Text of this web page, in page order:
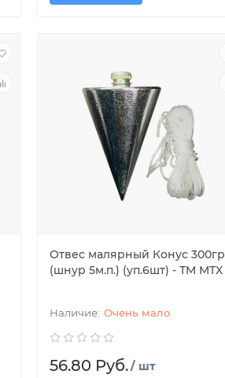
Отвес малярный Конус 300гр
(шнур 5м.п.) (уп.6шт) - ТМ MTX
Очень мало
56.80 Руб./ шт